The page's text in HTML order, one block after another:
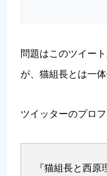
問題はこのツイー
が、猫組長とは一
ツイッターのプロ
『猫組長と西